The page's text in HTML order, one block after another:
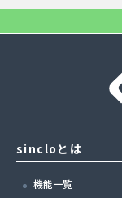
sincloとは
機能一覧